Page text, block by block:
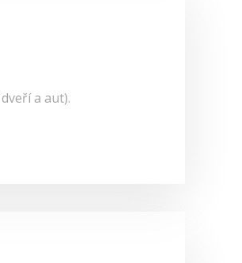
a aut).